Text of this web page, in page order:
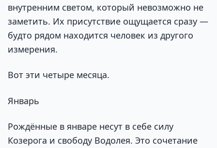
внутренним светом, который невозможно не
заметить. Их присутствие ощущается сразу —
будто рядом находится человек из другого
измерения.
Вот эти четыре месяца.
Январь
Рождённые в январе несут в себе силу
Козерога и свободу Водолея. Это сочетание